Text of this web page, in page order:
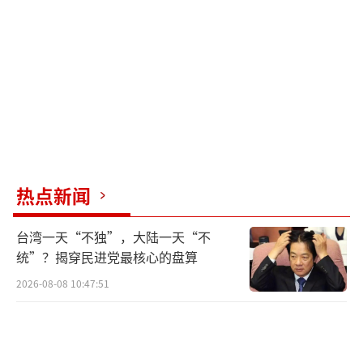
热点新闻
台湾一天“不独”，大陆一天“不
统”？揭穿民进党最核心的盘算
2026-08-08 10:47:51